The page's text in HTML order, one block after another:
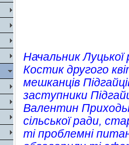
Начальник Луцької
Костик другого
мешканців
заступники
Валентин
сільської ради,
ті проблемні